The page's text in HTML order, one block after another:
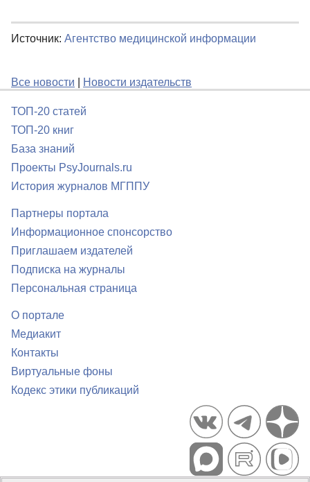
Источник: Агентство медицинской информации
Все новости Новости издательств
ТОП-20 статей
ТОП-20 книг
База знаний
Проекты PsyJournals.ru
История журналов МГППУ
Партнеры портала
Информационное спонсорство
Приглашаем издателей
Подписка на журналы
Персональная страница
О портале
Медиакит
Контакты
Виртуальные фоны
Кодекс этики публикаций